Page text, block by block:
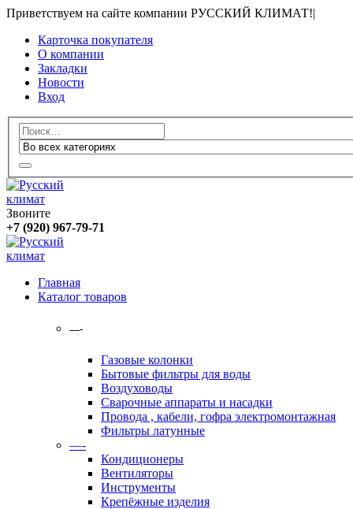
Приветствуем на сайте компании РУССКИЙ КЛИМАТ!|
Карточка покупателя
О компании
Закладки
Новости
Вход
Звоните
+7 (920) 967-79-71
Главная
Каталог товаров
—-
Газовые колонки
Бытовые фильтры для воды
Воздуховоды
Сварочные аппараты и насадки
Провода , кабели, гофра электромонтажная
Фильтры латунные
—-
Кондиционеры
Вентиляторы
Инструменты
Крепёжные изделия